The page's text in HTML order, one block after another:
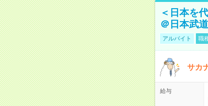
＜日本を
＠日本武
アルバイト 職
サカ
給与